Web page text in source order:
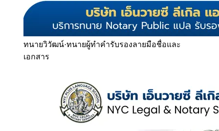
ทนายวิวัฒน์·ทนายผู้ทำคำรับรองลายมือชื่อและ
เอกสาร